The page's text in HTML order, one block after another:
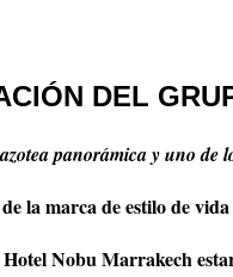
DEL
panorámica y uno de
la marca de estilo de
Nobu Marrakech